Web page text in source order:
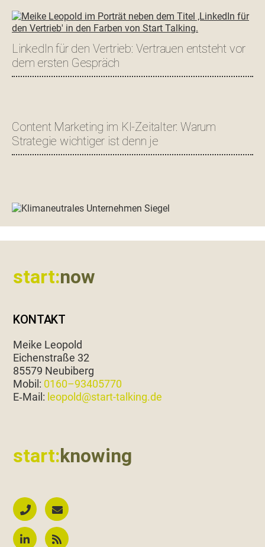
LinkedIn für den Vertrieb: Vertrauen entsteht vor
dem ersten Gespräch
Content Marketing im KI-Zeitalter: Warum
Strategie wichtiger ist denn je
start:now
KONTAKT
Meike Leopold
Eichen­straße 32
85579 Neubiberg
Mobil: 0160–93405770
E‑Mail: leopold@start-talking.de
start:knowing